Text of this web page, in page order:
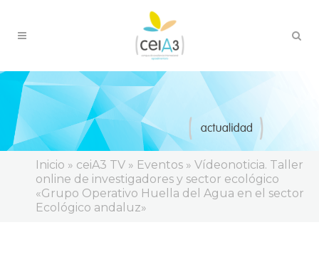
Inicio » ceiA3 TV » Eventos » Vídeonoticia. Taller
online de investigadores y sector ecológico
«Grupo Operativo Huella del Agua en el sector
Ecológico andaluz»